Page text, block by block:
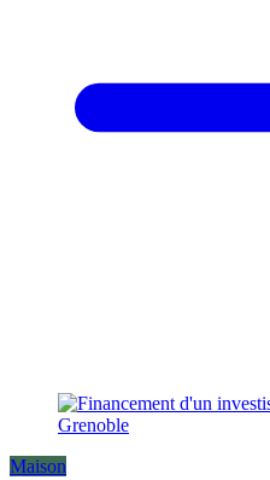
Maison